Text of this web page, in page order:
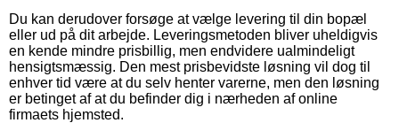
Du kan derudover forsøge at vælge levering til din bopæl
eller ud på dit arbejde. Leveringsmetoden bliver uheldigvis
en kende mindre prisbillig, men endvidere ualmindeligt
hensigtsmæssig. Den mest prisbevidste løsning vil dog til
enhver tid være at du selv henter varerne, men den løsning
er betinget af at du befinder dig i nærheden af online
firmaets hjemsted.